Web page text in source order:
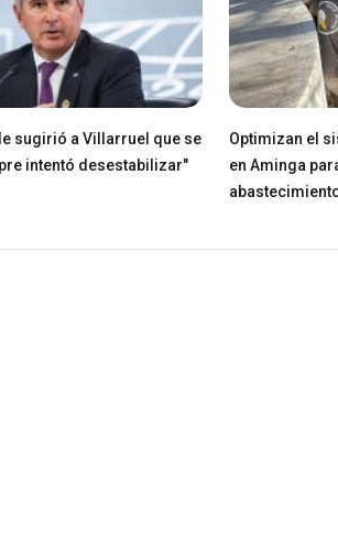
sugirió a Villarruel que se
intentó desestabilizar"
Optimizan el
en Aminga